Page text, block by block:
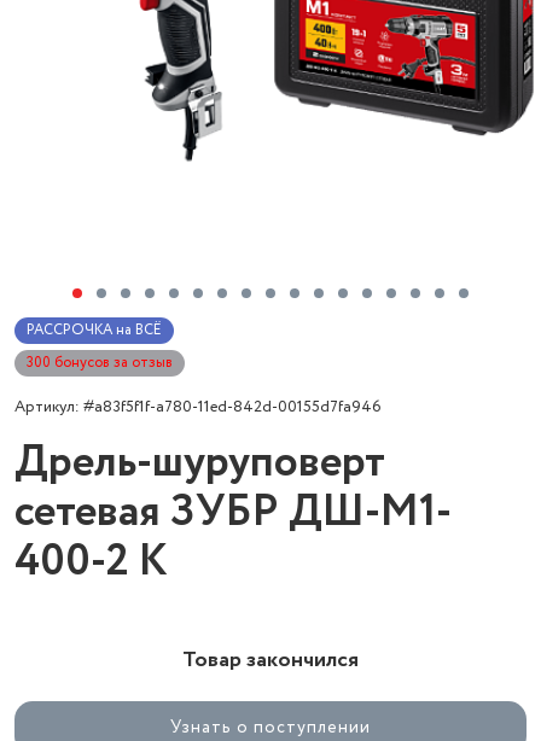
РАССРОЧКА на ВСЁ
300 бонусов за отзыв
Артикул: #a83f5f1f-a780-11ed-842d-00155d7fa946
Дрель-шуруповерт
сетевая ЗУБР ДШ-М1-
400-2 К
Товар закончился
Узнать о поступлении